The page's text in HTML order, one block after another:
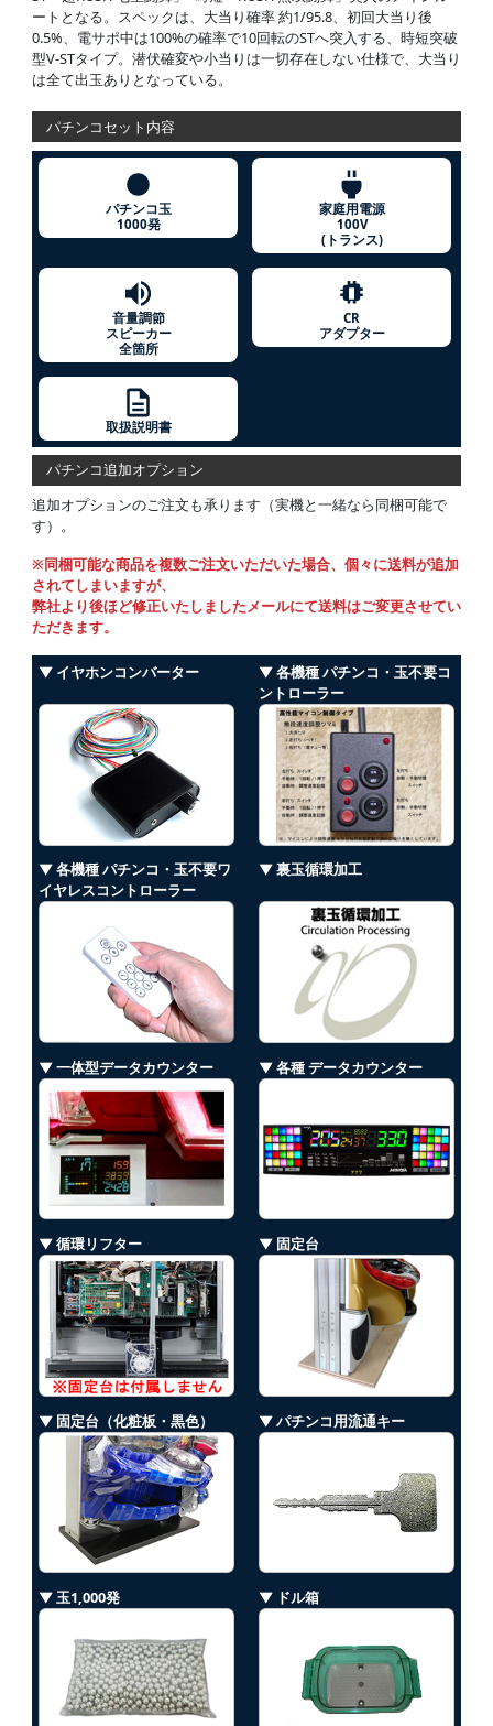
ートとなる。スペックは、大当り確率 約1/95.8、初回大当り後
0.5%、電サポ中は100%の確率で10回転のSTへ突入する、時短突破
型V-STタイプ。潜伏確変や小当りは一切存在しない仕様で、大当り
は全て出玉ありとなっている。
パチンコセット内容
パチンコ玉
1000発
家庭用電源
100V
(トランス)
音量調節
スピーカー
全箇所
CR
アダプター
取扱説明書
パチンコ追加オプション
追加オプションのご注文も承ります（実機と一緒なら同梱可能で
す）。
※同梱可能な商品を複数ご注文いただいた場合、個々に送料が追加
されてしまいますが、
弊社より後ほど修正いたしましたメールにて送料はご変更させてい
ただきます。
▼ イヤホンコンバーター
▼ 各機種 パチンコ・玉不要コ
ントローラー
▼ 各機種 パチンコ・玉不要ワ
イヤレスコントローラー
▼ 裏玉循環加工
▼ 一体型データカウンター ▼ 各種 データカウンター
▼ 循環リフター ▼ 固定台
▼ 固定台（化粧板・黒色） ▼ パチンコ用流通キー
▼ 玉1,000発 ▼ ドル箱